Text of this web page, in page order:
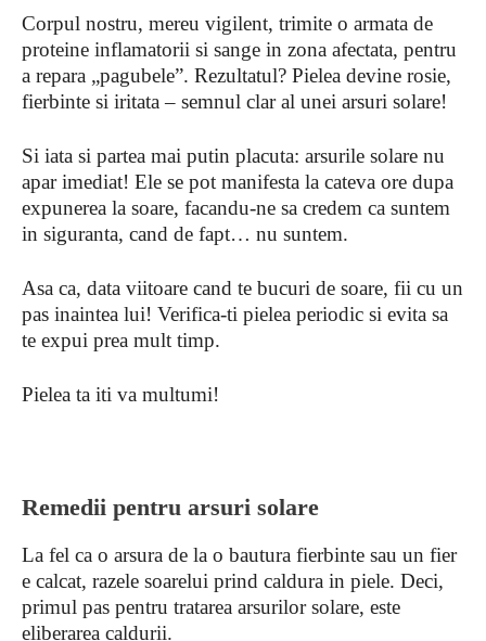
Corpul nostru, mereu vigilent, trimite o armata de
proteine inflamatorii si sange in zona afectata, pentru
a repara „pagubele”. Rezultatul? Pielea devine rosie,
fierbinte si iritata – semnul clar al unei arsuri solare!
Si iata si partea mai putin placuta: arsurile solare nu
apar imediat! Ele se pot manifesta la cateva ore dupa
expunerea la soare, facandu-ne sa credem ca suntem
in siguranta, cand de fapt… nu suntem.
Asa ca, data viitoare cand te bucuri de soare, fii cu un
pas inaintea lui! Verifica-ti pielea periodic si evita sa
te expui prea mult timp.
Pielea ta iti va multumi!
Remedii pentru arsuri solare
La fel ca o arsura de la o bautura fierbinte sau un fier
e calcat, razele soarelui prind caldura in piele. Deci,
primul pas pentru tratarea arsurilor solare, este
eliberarea caldurii.